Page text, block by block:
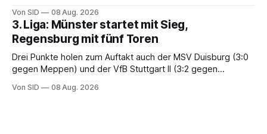
Von SID 08 Aug. 2026
3. Liga: Münster startet mit Sieg,
Regensburg mit fünf Toren
Drei Punkte holen zum Auftakt auch der MSV Duisburg (3:0
gegen Meppen) und der VfB Stuttgart II (3:2 gegen
Von SID 08 Aug. 2026